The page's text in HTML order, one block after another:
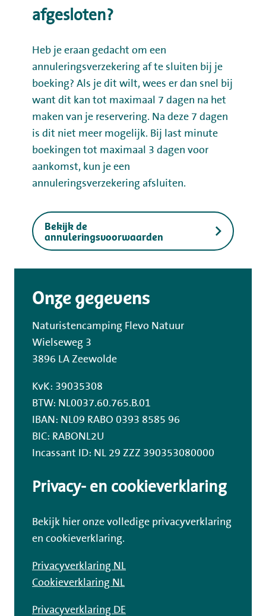
afgesloten?
Heb je eraan gedacht om een
annuleringsverzekering af te sluiten bij je
boeking? Als je dit wilt, wees er dan snel bij
want dit kan tot maximaal 7 dagen na het
maken van je reservering. Na deze 7 dagen
is dit niet meer mogelijk. Bij last minute
boekingen tot maximaal 3 dagen voor
aankomst, kun je een
annuleringsverzekering afsluiten.
Bekijk de
annuleringsvoorwaarden
Onze gegevens
Naturistencamping Flevo Natuur
Wielseweg 3
3896 LA Zeewolde
KvK: 39035308
BTW: NL0037.60.765.B.01
IBAN: NL09 RABO 0393 8585 96
BIC: RABONL2U
Incassant ID: NL 29 ZZZ 390353080000
Privacy- en cookieverklaring
Bekijk hier onze volledige privacyverklaring
en cookieverklaring.
Privacyverklaring NL
Cookieverklaring NL
Privacyverklaring DE